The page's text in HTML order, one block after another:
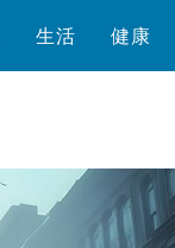
生活 健康